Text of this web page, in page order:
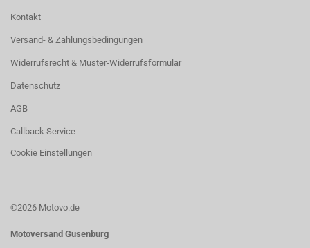
Kontakt
Versand- & Zahlungsbedingungen
Widerrufsrecht & Muster-Widerrufsformular
Datenschutz
AGB
Callback Service
Cookie Einstellungen
©2026 Motovo.de
Motoversand Gusenburg